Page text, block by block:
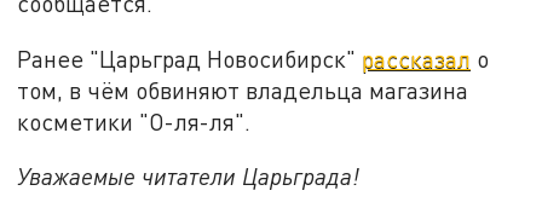
Ранее "Царьград Новосибирск" рассказал о
том, в чём обвиняют владельца магазина
косметики "О-ля-ля".
Уважаемые читатели Царьграда!